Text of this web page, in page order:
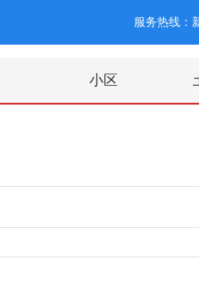
服务热线：
小区